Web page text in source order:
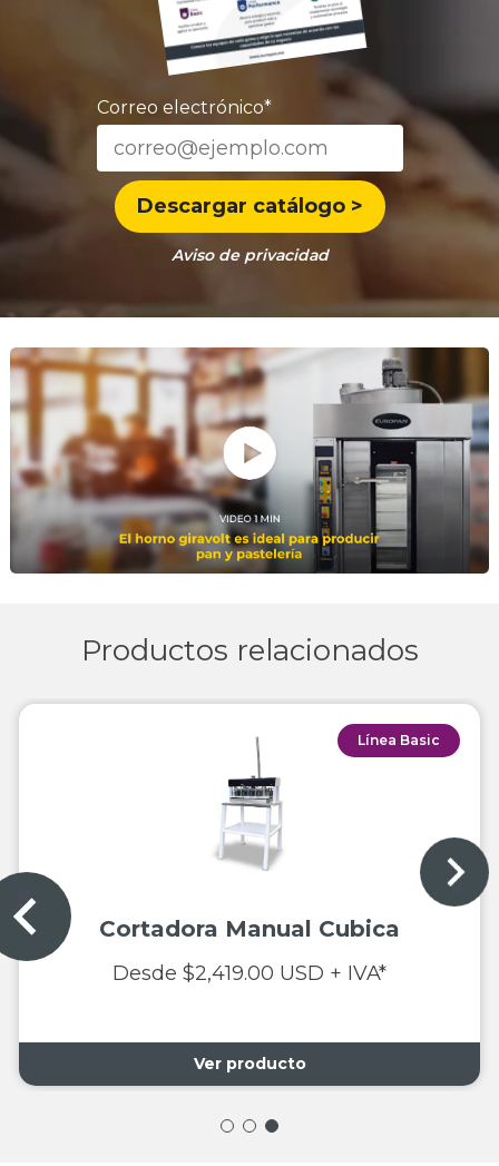
Correo electrónico*
Aviso de privacidad
Productos relacionados
Línea Basic
Cortadora Manual Cubica
Desde $2,419.00 USD + IVA*
Ver producto